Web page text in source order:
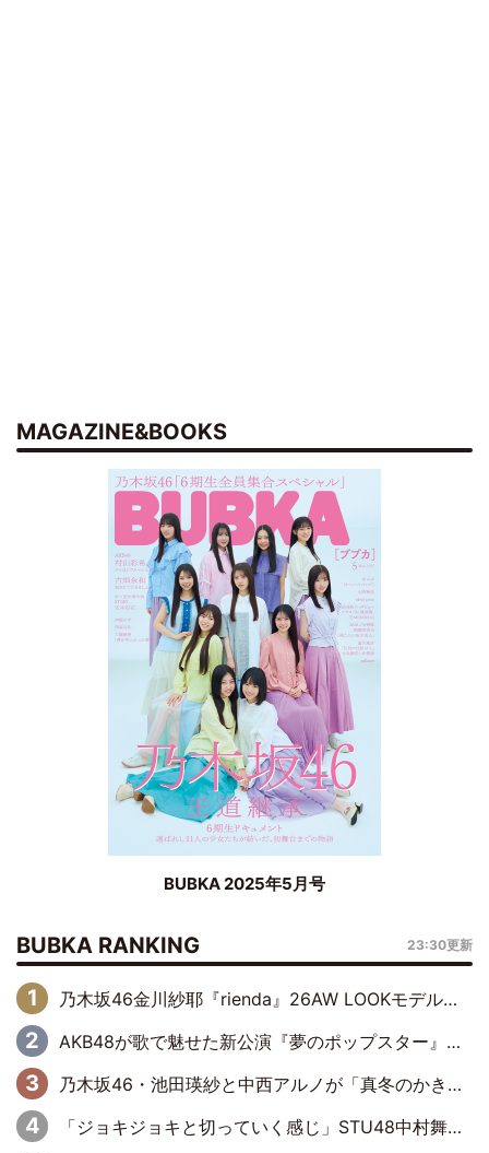
MAGAZINE&BOOKS
BUBKA 2025年5月号
BUBKA RANKING 23:30更新
乃木坂46金川紗耶『rienda』26AW LOOKモデルに就任
AKB48が歌で魅せた新公演『夢のポップスター』 初日から全身全霊のステージ
乃木坂46・池田瑛紗と中西アルノが「真冬のかき氷」騒動で火花散らす！ 因縁の裏にあるのは、逆境をともに“凌”ぐ似た者同士の絆
「ジョキジョキと切っていく感じ」STU48中村舞、新しい挑戦は自らの手で